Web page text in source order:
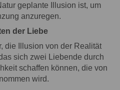
geplante Illusion ist, um
anzuregen.
der Liebe
die Illusion von der Realität
sich zwei Liebende durch
schaffen können, die von
wird.